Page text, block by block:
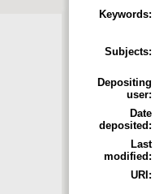
Keywords:
Subjects:
Depositing
user:
Date
deposited:
Last
modified:
URI: